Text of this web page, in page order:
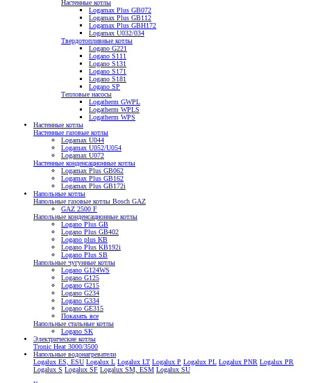
Настенные котлы
Logamax Plus GB072
Logamax Plus GB112
Logamax Plus GBH172
Logamax U032/034
Твердотопливные котлы
Logano G221
Logano S111
Logano S131
Logano S171
Logano S181
Logano SP
Тепловые насосы
Logatherm GWPL
Logatherm WPLS
Logatherm WPS
Настенные котлы
Настенные газовые котлы
Logamax U044
Logamax U052/U054
Logamax U072
Настенные конденсационные котлы
Logamax Plus GB062
Logamax Plus GB162
Logamax Plus GB172i
Напольные котлы
Напольные газовые котлы Bosch GAZ
GAZ 2500 F
Напольные конденсационные котлы
Logano Plus GB
Logano Plus GB402
Logano plus KB
Logano Plus KB192i
Logano Plus SB
Напольные чугунные котлы
Logano G124WS
Logano G125
Logano G215
Logano G234
Logano G334
Logano GE315
Показать все
Напольные стальные котлы
Logano SK
Электрические котлы
Tronic Heat 3000/3500
Напольные водонагреватели
Logalux ES, ESU Logalux L Logalux LT Logalux P Logalux PL Logalux PNR Logalux PR
Logalux S Logalux SF Logalux SM, ESM Logalux SU